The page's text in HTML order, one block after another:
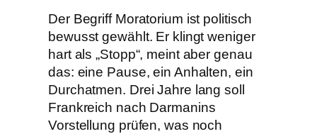
Der Begriff Moratorium ist politisch
bewusst gewählt. Er klingt weniger
hart als „Stopp“, meint aber genau
das: eine Pause, ein Anhalten, ein
Durchatmen. Drei Jahre lang soll
Frankreich nach Darmanins
Vorstellung prüfen, was noch